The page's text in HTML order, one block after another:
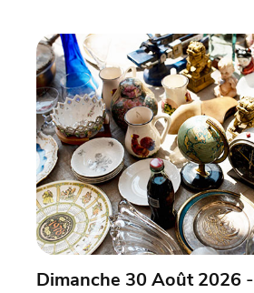
Dimanche 30 Août 2026 -